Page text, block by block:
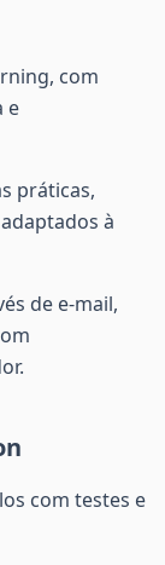
com
e
práticas,
à
de e-mail,
com testes e